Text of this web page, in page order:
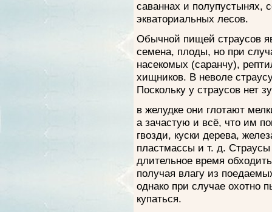
саваннах и полупустынях,
экваториальных лесов.
Обычной пищей страусов
семена, плоды, но при
насекомых (саранчу),
хищников. В неволе
Поскольку у страусов нет
в желудке они глотают
а зачастую и всё, что им
гвозди, куски дерева,
пластмассы и т. д. Страусы
длительное время
получая влагу из
однако при случае охотно
купаться.